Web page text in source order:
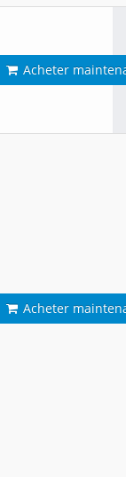
Acheter
Acheter